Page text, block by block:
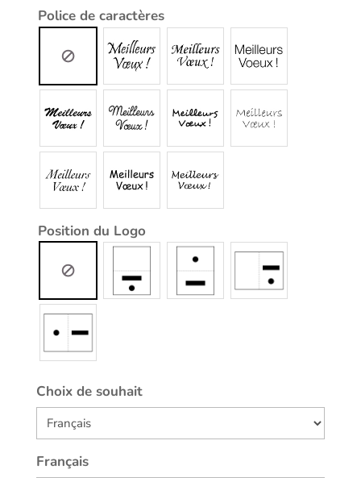
Police de caractères
Position du Logo
Choix de souhait
Français